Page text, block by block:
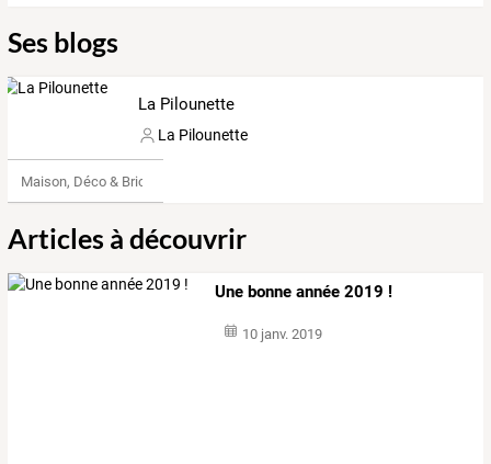
Ses blogs
La Pilounette
La Pilounette
Maison, Déco & Bricolage
Articles à découvrir
Une bonne année 2019 !
10 janv. 2019